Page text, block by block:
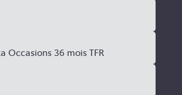
Occasions 36 mois TFR